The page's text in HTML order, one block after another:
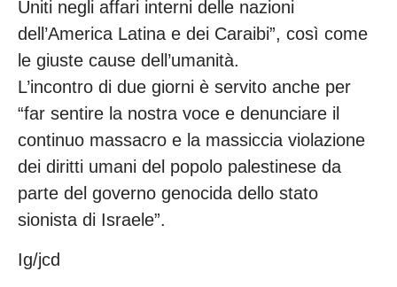
Uniti negli affari interni delle nazioni
dell’America Latina e dei Caraibi”, così come
le giuste cause dell’umanità.
L’incontro di due giorni è servito anche per
“far sentire la nostra voce e denunciare il
continuo massacro e la massiccia violazione
dei diritti umani del popolo palestinese da
parte del governo genocida dello stato
sionista di Israele”.
Ig/jcd